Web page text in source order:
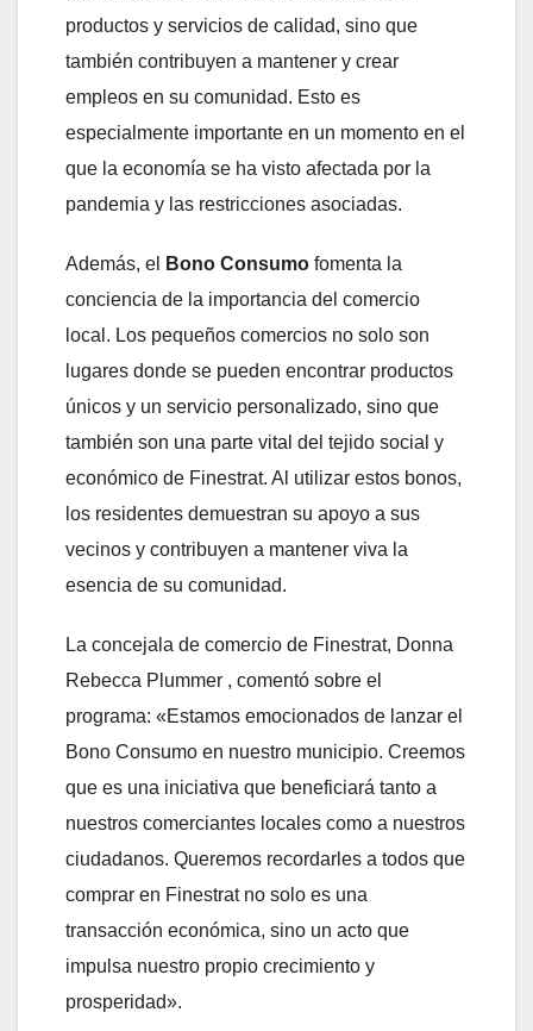
productos y servicios de calidad, sino que
también contribuyen a mantener y crear
empleos en su comunidad. Esto es
especialmente importante en un momento en el
que la economía se ha visto afectada por la
pandemia y las restricciones asociadas.
Además, el Bono Consumo fomenta la
conciencia de la importancia del comercio
local. Los pequeños comercios no solo son
lugares donde se pueden encontrar productos
únicos y un servicio personalizado, sino que
también son una parte vital del tejido social y
económico de Finestrat. Al utilizar estos bonos,
los residentes demuestran su apoyo a sus
vecinos y contribuyen a mantener viva la
esencia de su comunidad.
La concejala de comercio de Finestrat, Donna
Rebecca Plummer , comentó sobre el
programa: «Estamos emocionados de lanzar el
Bono Consumo en nuestro municipio. Creemos
que es una iniciativa que beneficiará tanto a
nuestros comerciantes locales como a nuestros
ciudadanos. Queremos recordarles a todos que
comprar en Finestrat no solo es una
transacción económica, sino un acto que
impulsa nuestro propio crecimiento y
prosperidad».